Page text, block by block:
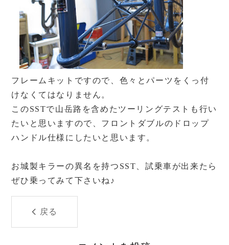
フレームキットですので、色々とパーツをくっ付
けなくてはなりません。
このSSTで山岳路を含めたツーリングテストも行い
たいと思いますので、フロントダブルのドロップ
ハンドル仕様にしたいと思います。
お城製キラーの異名を持つSST、試乗車が出来たら
ぜひ乗ってみて下さいね♪
戻る